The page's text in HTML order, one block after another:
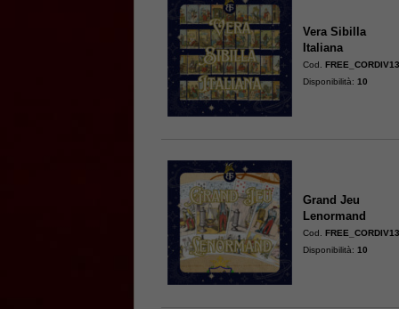
Vera Sibilla
Italiana
Cod.
Disponibilità:10
Grand Jeu
Lenormand
Cod.
Disponibilità:10